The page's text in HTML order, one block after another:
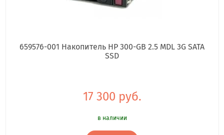
659576-001 Накопитель HP 300-GB 2.5 MDL 3G SATA
SSD
17 300 руб.
в наличии